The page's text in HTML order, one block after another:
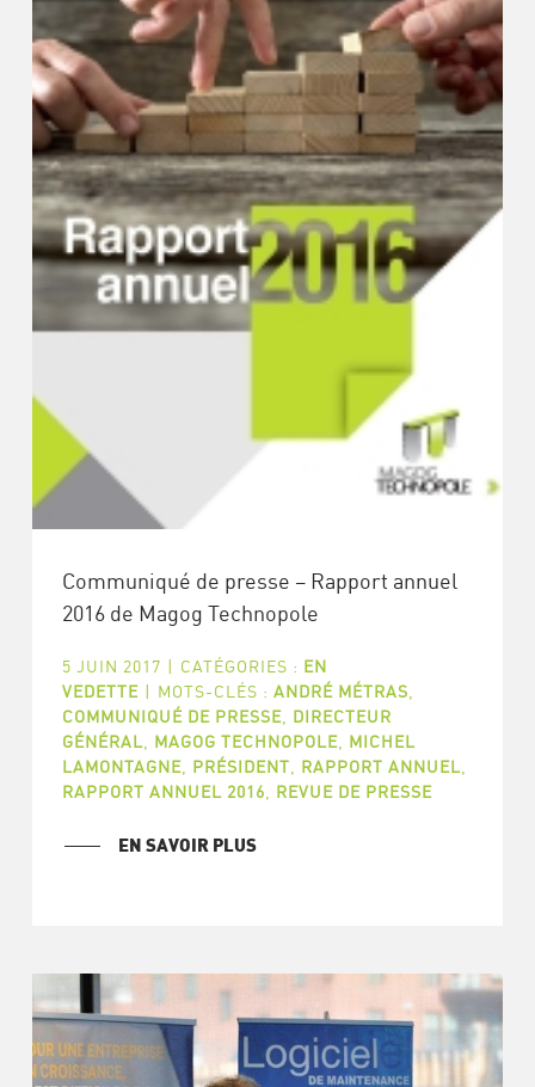
Communiqué de presse – Rapport annuel
2016 de Magog Technopole
5 JUIN 2017 | CATÉGORIES : EN
VEDETTE | MOTS-CLÉS : ANDRÉ MÉTRAS
COMMUNIQUÉ DE PRESSE, DIRECTEUR
GÉNÉRAL
MAGOG TECHNOPOLE, MICHEL
LAMONTAGNE, PRÉSIDENT RAPPORT ANNUEL
RAPPORT ANNUEL 2016
REVUE DE PRESSE
EN SAVOIR PLUS